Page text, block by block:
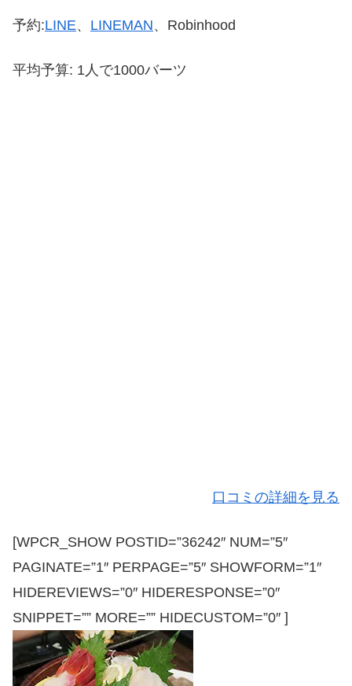
予約:LINE、 LINEMAN、Robinhood
平均予算: 1人で1000バーツ
口コミの詳細を見る
[WPCR_SHOW POSTID=”36242″ NUM=”5″
PAGINATE=”1″ PERPAGE=”5″ SHOWFORM=”1″
HIDEREVIEWS=”0″ HIDERESPONSE=”0″
SNIPPET=”” MORE=”” HIDECUSTOM=”0″ ]